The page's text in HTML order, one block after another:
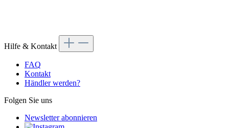
Hilfe & Kontakt
FAQ
Kontakt
Händler werden?
Folgen Sie uns
Newsletter abonnieren